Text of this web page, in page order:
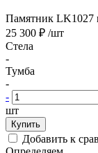
Памятник LK1027
25 300 ₽ /шт
Стела
-
Тумба
-
-
шт
Купить
Добавить к